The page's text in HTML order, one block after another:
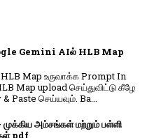
Gemini AIல் HLB Map
Map உருவாக்க Prompt In
Map upload செய்துவிட்டு கீழே
Paste செய்யவும். Ba...
அம்சங்கள் மற்றும் பள்ளி